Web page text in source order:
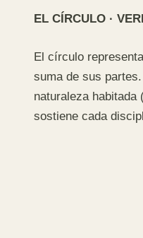
EL CÍRCULO ·
El círculo
suma de sus
naturaleza
sostiene cada